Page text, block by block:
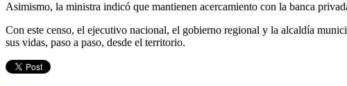
Asimismo, la ministra indicó que mantienen acercamiento con la banca
Con este censo, el ejecutivo nacional, el gobierno regional y la alcaldía
sus vidas, paso a paso, desde el territorio.